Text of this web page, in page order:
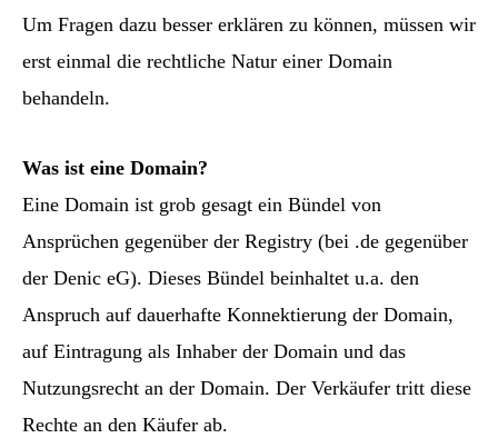
Um Fragen dazu besser erklären zu können, müssen wir
erst einmal die rechtliche Natur einer Domain
behandeln.
Was ist eine Domain?
Eine Domain ist grob gesagt ein Bündel von
Ansprüchen gegenüber der Registry (bei .de gegenüber
der Denic eG). Dieses Bündel beinhaltet u.a. den
Anspruch auf dauerhafte Konnektierung der Domain,
auf Eintragung als Inhaber der Domain und das
Nutzungsrecht an der Domain. Der Verkäufer tritt diese
Rechte an den Käufer ab.